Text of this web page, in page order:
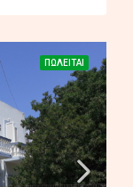
ΠΩΛΕΊΤΑΙ